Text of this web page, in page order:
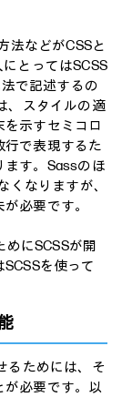
法などがCSSと
とってはSCSS
で記述するの
、スタイルの適
示すセミコロ
行で表現するた
ます。Sassのほ
くなりますが、
必要です。
にSCSSが開
を使って
るためには、そ
必要です。以